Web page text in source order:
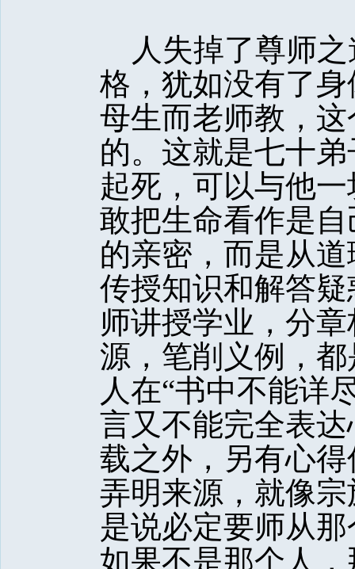
人失掉了尊师之
格，犹如没有了
母生而老师教，
的。这就是七十
起死，可以与他
敢把生命看作是
的亲密，而是从
传授知识和解答
师讲授学业，分
源，笔削义例，
人在“书中不能详
言又不能完全表
载之外，另有心
弄明来源，就像
是说必定要师从
如果不是那个人